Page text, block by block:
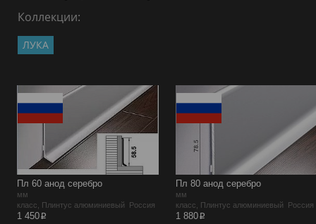
Коллекции:
ЛУКА
Пл 60 анод серебро
мм
класс, Плинтус алюминиевый Россия
1 450p
Пл 80 анод серебро
мм
класс, Плинтус алюминиевый Россия
1 880p